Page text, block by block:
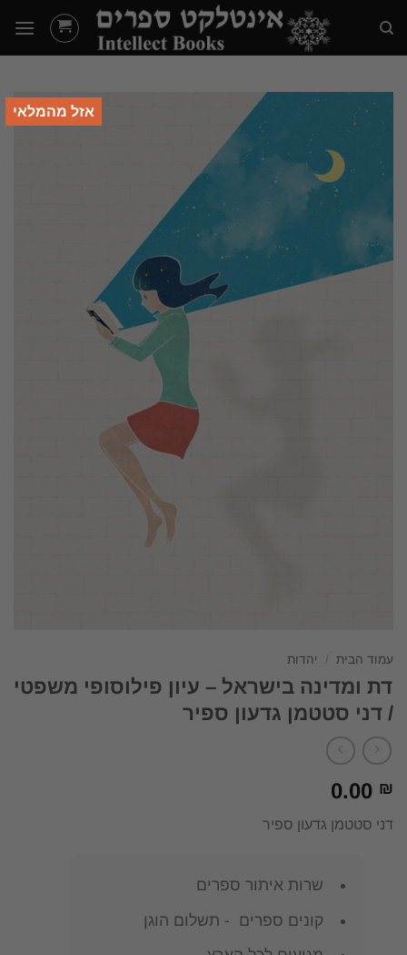
content
אזל מהמלאי
עמוד הבית / יהדות
דת ומדינה בישראל – עיון פילוסופי משפטי
/ דני סטטמן גדעון ספיר
0.00 ₪
דני סטטמן גדעון ספיר
שרות איתור ספרים
קונים ספרים - תשלום הוגן